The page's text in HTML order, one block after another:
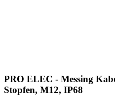
PRO ELEC - Messing
Stopfen, M12, IP68